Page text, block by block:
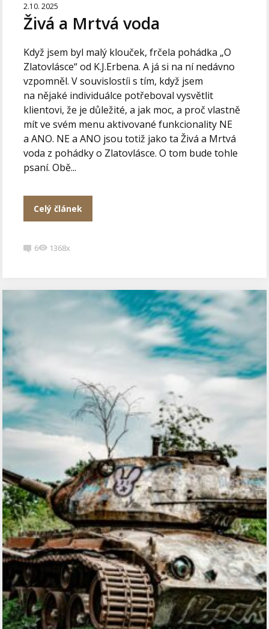
2.10. 2025
Živá a Mrtvá voda
Když jsem byl malý klouček, frčela pohádka „O
Zlatovlásce“ od K.J.Erbena. A já si na ní nedávno
vzpomněl. V souvislostíi s tím, když jsem
na nějaké individuálce potřeboval vysvětlit
klientovi, že je důležité, a jak moc, a proč vlastně
mít ve svém menu aktivované funkcionality NE
a ANO. NE a ANO jsou totiž jako ta Živá a Mrtvá
voda z pohádky o Zlatovlásce. O tom bude tohle
psaní. Obě...
Celý článek
6 1368x